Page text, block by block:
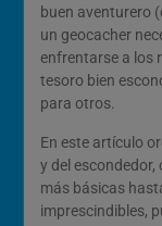
buen aventurero
un geocacher
enfrentarse a los
tesoro bien
para otros.
En este artículo
y del
más básicas
imprescindibles,